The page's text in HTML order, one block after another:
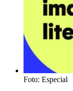
Foto: Especial